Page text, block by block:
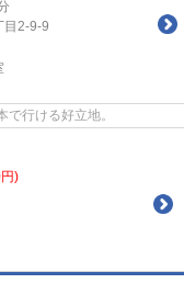
目2-9-9
行ける好立地。
)